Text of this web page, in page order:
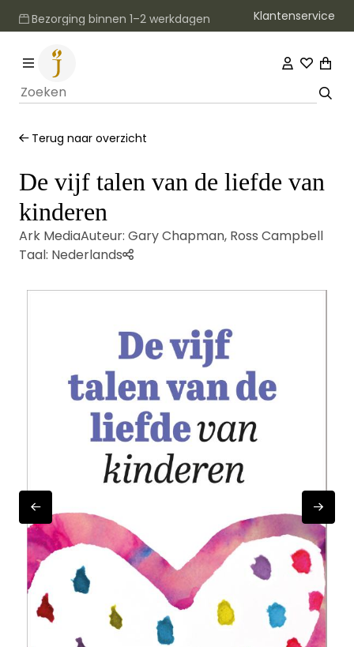
Bezorging binnen 1–2 werkdagen Klantenservice
Terug naar overzicht
De vijf talen van de liefde van
kinderen
Ark MediaAuteur: Gary Chapman, Ross Campbell
Taal: Nederlands